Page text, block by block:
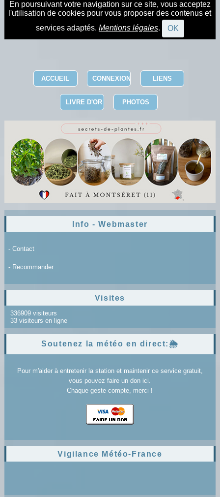
En poursuivant votre navigation sur ce site, vous acceptez
l'utilisation de cookies pour vous proposer des contenus et
services adaptés. Mentions légales. OK
ACCUEIL CONNEXION LIENS
LIVRE D'OR PHOTOS
Info - Webmaster
- Contact
- Recommander
Visites
336909 visiteurs
33 visiteurs en ligne
Soutenez la météo en direct:🌦️
Pour m'aider à entretenir la station et maintenir ce service gratuit,
vous pouvez faire un don ici.
Chaque geste compte, merci !
Vigilance Météo-France